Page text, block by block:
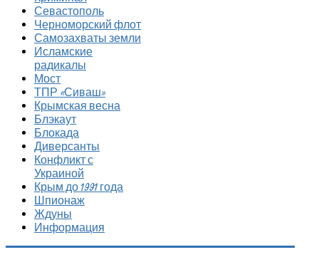
Севастополь
Черноморский флот
Самозахваты земли
Исламские
радикалы
Мост
ТПР «Сиваш»
Крымская весна
Блэкаут
Блокада
Диверсанты
Конфликт с
Украиной
Крым до 1991 года
Шпионаж
Ждуны
Информация